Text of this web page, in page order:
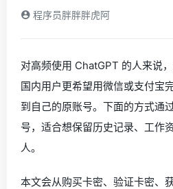
程序员胖胖胖虎阿
对高频使用 ChatGPT 的人来说
国内用户更希望用微信或支付宝
到自己的原账号。下面的方式通
号，适合想保留历史记录、工作
人。
本文会从购买卡密、验证卡密、